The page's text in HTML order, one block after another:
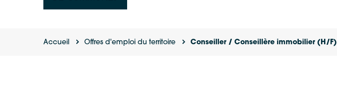
Accueil Offres d'emploi du territoire Conseiller / Conseillère immobilier (H/F)